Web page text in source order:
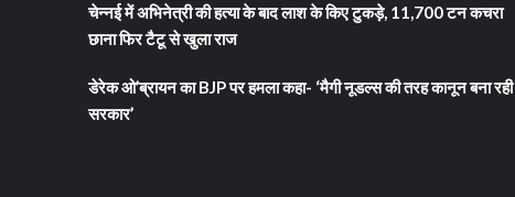
चेन्नई में अभिनेत्री की हत्या के बाद लाश के किए टुकड़े, 11,700 टन कचरा
छाना फिर टैटू से खुला राज
डेरेक ओ’ब्रायन का BJP पर हमला कहा- ‘मैगी नूडल्स की तरह कानून बना रही
सरकार’